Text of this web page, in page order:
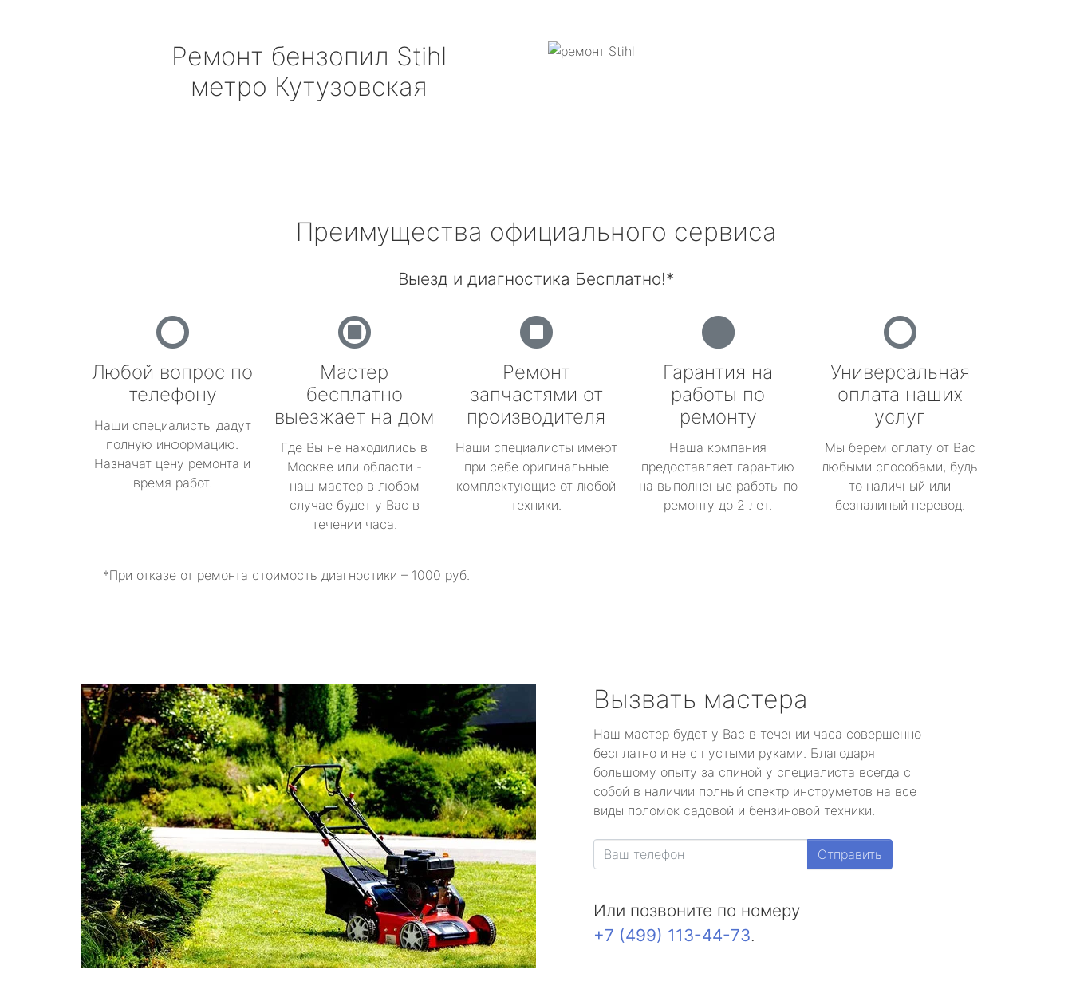
Ремонт бензопил Stihl
метро Кутузовская
Преимущества официального сервиса
Выезд и диагностика Бесплатно!*
Любой вопрос по
телефону
Наши специалисты дадут
полную информацию.
Назначат цену ремонта и
время работ.
Мастер
бесплатно
выезжает на дом
Где Вы не находились в
Москве или области -
наш мастер в любом
случае будет у Вас в
течении часа.
Ремонт
запчастями от
производителя
Наши специалисты имеют
при себе оригинальные
комплектующие от любой
техники.
Гарантия на
работы по
ремонту
Наша компания
предоставляет гарантию
на выполненые работы по
ремонту до 2 лет.
Универсальная
оплата наших
услуг
Мы берем оплату от Вас
любыми способами, будь
то наличный или
безналиный перевод.
*При отказе от ремонта стоимость диагностики – 1000 руб.
Вызвать мастера
Наш мастер будет у Вас в течении часа совершенно
бесплатно и не с пустыми руками. Благодаря
большому опыту за спиной у специалиста всегда с
собой в наличии полный спектр инструметов на все
виды поломок садовой и бензиновой техники.
Отправить
Или позвоните по номеру
+7 (499) 113-44-73.